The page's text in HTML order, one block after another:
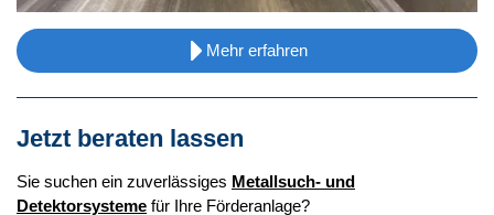
Mehr erfahren
Jetzt beraten lassen
Sie suchen ein zuverlässiges Metallsuch- und
Detektorsysteme für Ihre Förderanlage?